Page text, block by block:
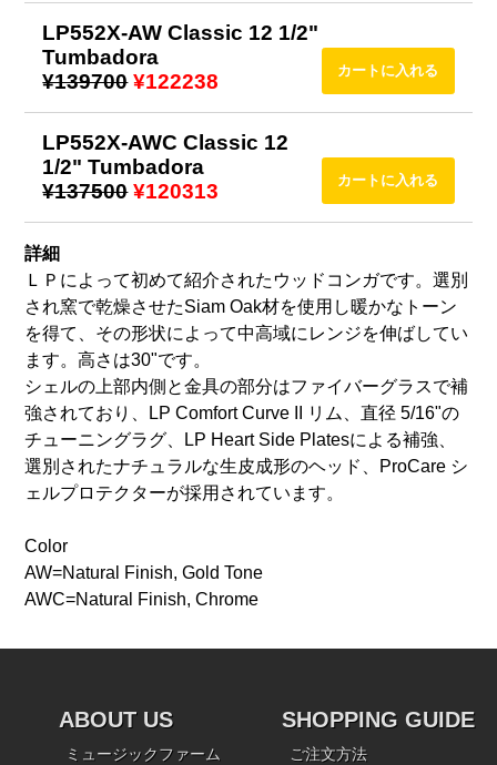
LP552X-AW Classic 12 1/2"
Tumbadora
¥139700 ¥122238
LP552X-AWC Classic 12
1/2" Tumbadora
¥137500 ¥120313
詳細
ＬＰによって初めて紹介されたウッドコンガです。選別
され窯で乾燥させたSiam Oak材を使用し暖かなトーン
を得て、その形状によって中高域にレンジを伸ばしてい
ます。高さは30"です。
シェルの上部内側と金具の部分はファイバーグラスで補
強されており、LP Comfort Curve II リム、直径 5/16"の
チューニングラグ、LP Heart Side Platesによる補強、
選別されたナチュラルな生皮成形のヘッド、ProCare シ
ェルプロテクターが採用されています。
Color
AW=Natural Finish, Gold Tone
AWC=Natural Finish, Chrome
ABOUT US
ミュージックファーム
SHOPPING GUIDE
ご注文方法